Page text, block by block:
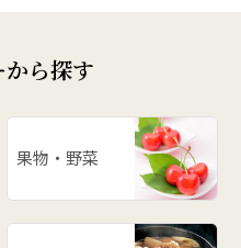
から探す
果物・野菜